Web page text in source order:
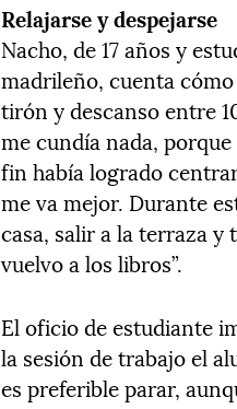
Relajarse y despejarse
Nacho, de 17 años y
madrileño, cuenta
tirón y descanso entre
me cundía nada,
fin había logrado
me va mejor. Durante
casa, salir a la terraza
vuelvo a los libros”.
El oficio de estudiante
la sesión de trabajo el
es preferible parar,